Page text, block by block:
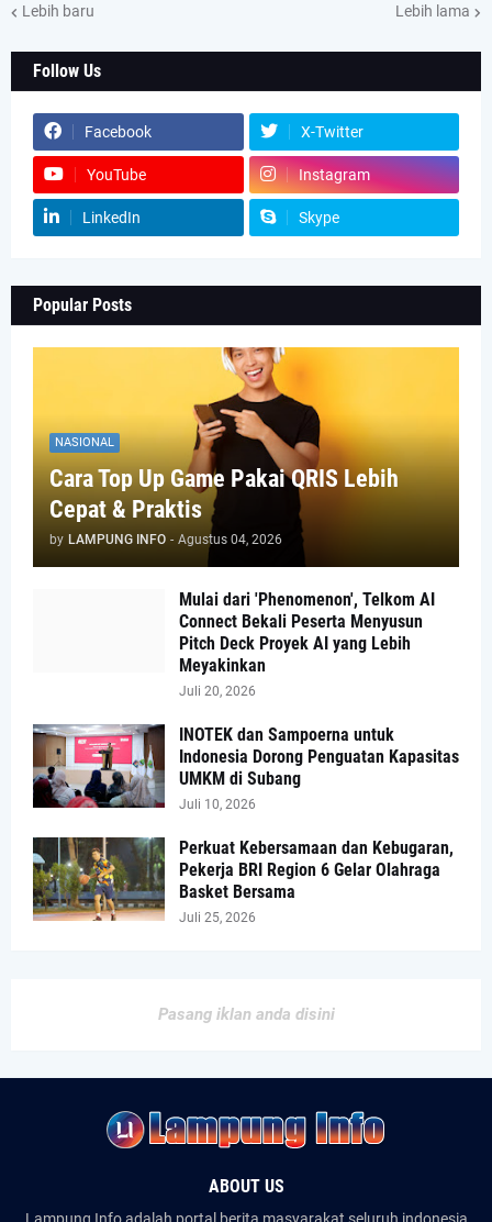
Lebih baru Lebih lama
Follow Us
Facebook X-Twitter
YouTube Instagram
LinkedIn Skype
Popular Posts
NASIONAL
Cara Top Up Game Pakai QRIS Lebih
Cepat & Praktis
by LAMPUNG INFO - Agustus 04, 2026
Mulai dari 'Phenomenon', Telkom AI
Connect Bekali Peserta Menyusun
Pitch Deck Proyek AI yang Lebih
Meyakinkan
Juli 20, 2026
INOTEK dan Sampoerna untuk
Indonesia Dorong Penguatan Kapasitas
UMKM di Subang
Juli 10, 2026
Perkuat Kebersamaan dan Kebugaran,
Pekerja BRI Region 6 Gelar Olahraga
Basket Bersama
Juli 25, 2026
Pasang iklan anda disini
ABOUT US
Lampung Info adalah portal berita masyarakat seluruh indonesia